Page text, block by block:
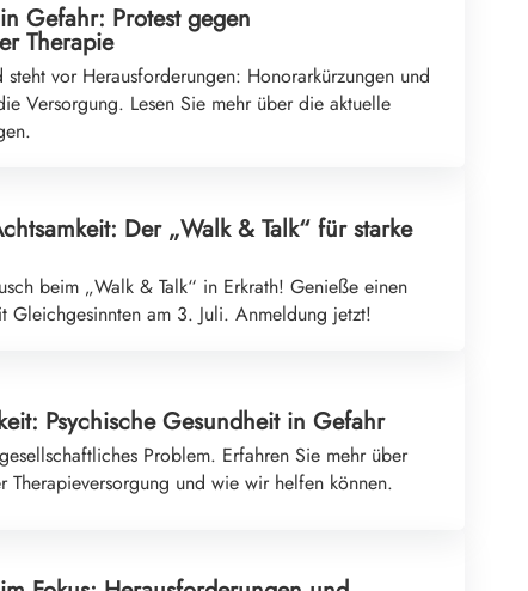
Gefahr: Protest gegen
Therapie
vor Herausforderungen: Honorarkürzungen und
Versorgung. Lesen Sie mehr über die aktuelle
Der „Walk & Talk“ für starke
beim „Walk & Talk“ in Erkrath! Genieße einen
Gleichgesinnten am 3. Juli. Anmeldung jetzt!
Psychische Gesundheit in Gefahr
Problem. Erfahren Sie mehr über
und wie wir helfen können.